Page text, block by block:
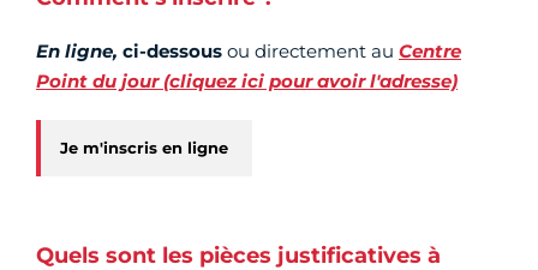
En ligne, ci-dessous ou directement au Centre
Point du jour (cliquez ici pour avoir l'adresse)
Je m'inscris en ligne
Quels sont les pièces justificatives à